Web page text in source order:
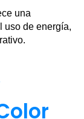
una
uso de energía,